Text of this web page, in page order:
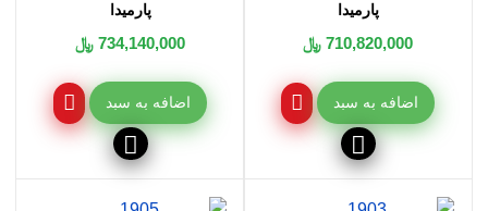
پارمیدا
710,820,000 ﷼
اضافه به سبد
پارمیدا
734,140,000 ﷼
اضافه به سبد